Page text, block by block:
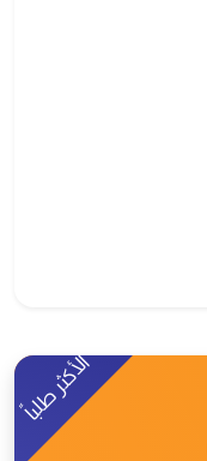
الأكثر طلباً